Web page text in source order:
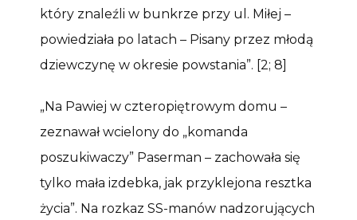
który znaleźli w bunkrze przy ul. Miłej –
powiedziała po latach – Pisany przez młodą
dziewczynę w okresie powstania”. [2; 8]
„Na Pawiej w czteropiętrowym domu –
zeznawał wcielony do „komanda
poszukiwaczy” Paserman – zachowała się
tylko mała izdebka, jak przyklejona resztka
życia”. Na rozkaz SS-manów nadzorujących